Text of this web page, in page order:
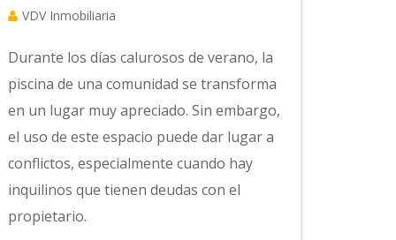
VDV Inmobiliaria
Durante los días calurosos de verano, la
piscina de una comunidad se transforma
en un lugar muy apreciado. Sin embargo,
el uso de este espacio puede dar lugar a
conflictos, especialmente cuando hay
inquilinos que tienen deudas con el
propietario.